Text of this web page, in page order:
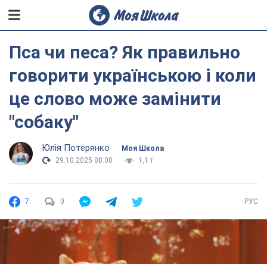
Пса чи песа? Як правильно
говорити українською і коли
це слово може замінити
"собаку"
Юлія Потерянко
Моя Школа
29.10.2025 08:00
1,1 т.
7 0 РУС